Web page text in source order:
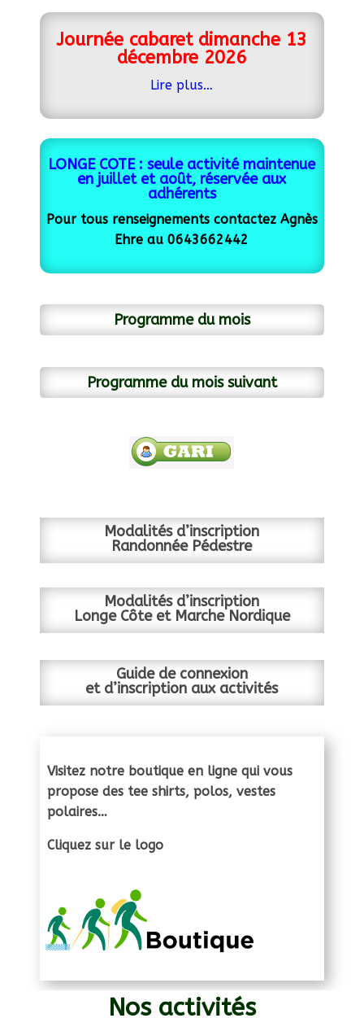
Journée cabaret dimanche 13
décembre 2026
Lire plus…
LONGE COTE :seule activité maintenue
en juillet et août, réservée aux
adhérents
Pour tous renseignements contactez Agnès
Ehre au 0643662442
Programme du mois
Programme du mois suivant
Modalités d’inscription
Randonnée Pédestre
Modalités d’inscription
Longe Côte et Marche Nordique
Guide de connexion
et d’inscription aux activités
Visitez notre boutique en ligne qui vous
propose des tee shirts, polos, vestes
polaires…
Cliquez sur le logo
Nos activités